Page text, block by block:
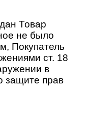
Товар
не было
Покупатель
ст. 18
в
защите прав